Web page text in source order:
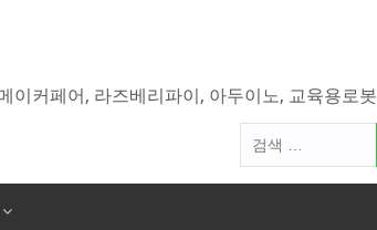
이커페어, 라즈베리파이, 아두이노, 교육용로봇
색